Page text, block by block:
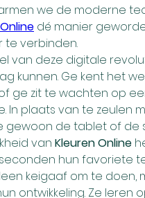
we de moderne
dé manier
te verbinden.
van deze digitale
kunnen. Ge kent het
ge zit te wachten op
In plaats van te zeulen
gewoon de tablet of de
van Kleuren Online
hun favoriete
keigaaf om te doen,
ontwikkeling. Ze leren